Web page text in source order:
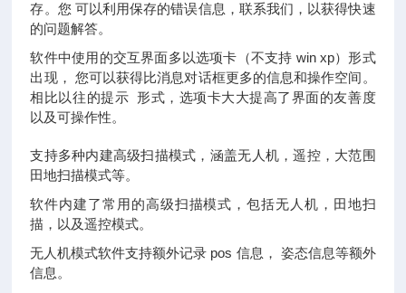
存。您 可以利用保存的错误信息，联系我们，以获得快速
的问题解答。
软件中使用的交互界面多以选项卡（不支持 win xp）形式
出现， 您可以获得比消息对话框更多的信息和操作空间。
相比以往的提示 形式，选项卡大大提高了界面的友善度
以及可操作性。
支持多种内建高级扫描模式，涵盖无人机，遥控，大范围
田地扫描模式等。
软件内建了常用的高级扫描模式，包括无人机，田地扫
描，以及遥控模式。
无人机模式软件支持额外记录 pos 信息， 姿态信息等额外
信息。